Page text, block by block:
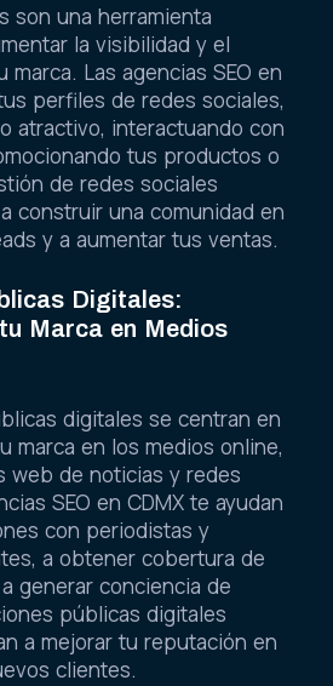
son una herramienta
la visibilidad y el
Las agencias SEO en
perfiles de redes sociales,
atractivo, interactuando con
tus productos o
de redes sociales
construir una comunidad en
y a aumentar tus ventas.
Digitales:
Marca en Medios
digitales se centran en
marca en los medios online,
web de noticias y redes
SEO en CDMX te ayudan
con periodistas y
a obtener cobertura de
generar conciencia de
públicas digitales
a mejorar tu reputación en
clientes.